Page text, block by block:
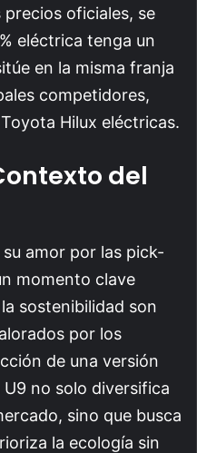
oficiales, se
eléctrica tenga un
en la misma franja
competidores,
Hilux eléctricas.
del
amor por las pick-
momento clave
sostenibilidad son
por los
de una versión
no solo diversifica
sino que busca
la ecología sin